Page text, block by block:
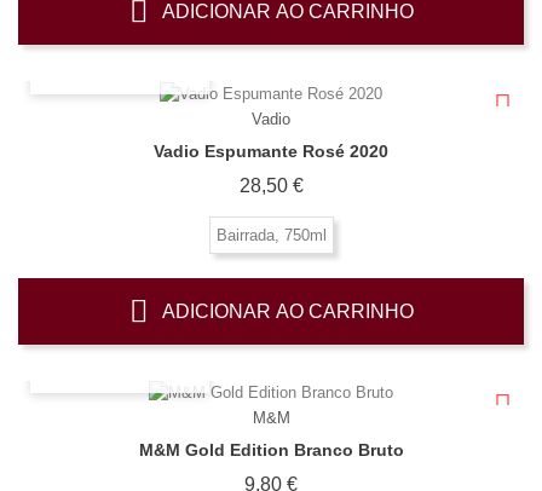
ADICIONAR AO CARRINHO
Vadio
Vadio Espumante Rosé 2020
28,50 €Preço
Bairrada, 750ml
ADICIONAR AO CARRINHO
M&M
M&M Gold Edition Branco Bruto
9,80 €Preço